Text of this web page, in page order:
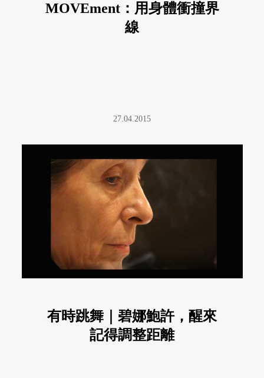
MOVEment：用身體衝撞界
線
27.04.2015
有時跳舞｜碧娜鮑許，醒來
記得調整距離